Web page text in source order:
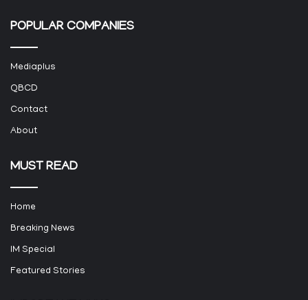
POPULAR COMPANIES
Mediaplus
QBCD
Contact
About
MUST READ
Home
Breaking News
IM Special
Featured Stories